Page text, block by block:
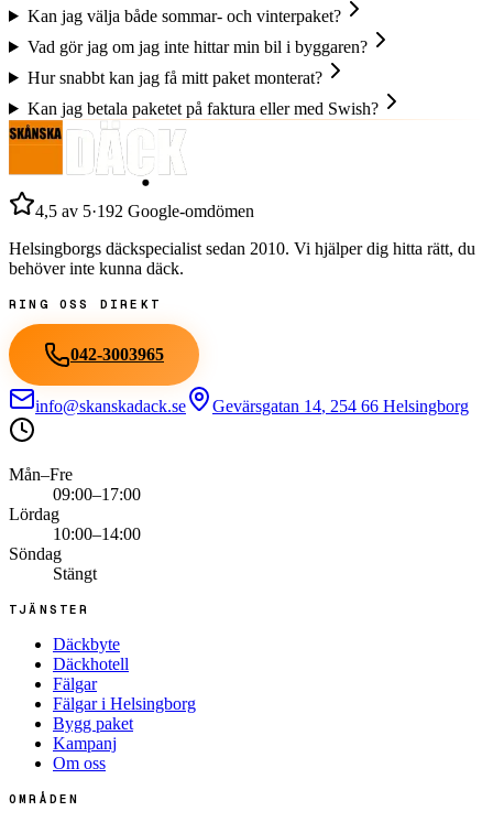
Kan jag välja både sommar- och vinterpaket?
Vad gör jag om jag inte hittar min bil i byggaren?
Hur snabbt kan jag få mitt paket monterat?
Kan jag betala paketet på faktura eller med Swish?
4,5 av 5·192 Google-omdömen
Helsingborgs däckspecialist sedan 2010. Vi hjälper dig hitta rätt, du
behöver inte kunna däck.
RING OSS DIREKT
042-3003965
info@skanskadack.se Gevärsgatan 14, 254 66 Helsingborg
Mån–Fre
09:00–17:00
Lördag
10:00–14:00
Söndag
Stängt
TJÄNSTER
Däckbyte
Däckhotell
Fälgar
Fälgar i Helsingborg
Bygg paket
Kampanj
Om oss
OMRÅDEN